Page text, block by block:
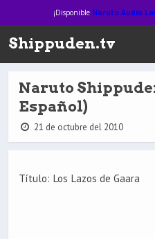
¡Disponible Naruto Audio
Shippuden.tv
Naruto
Español)
21 de octubre del 2010
Título: Los Lazos de Gaara